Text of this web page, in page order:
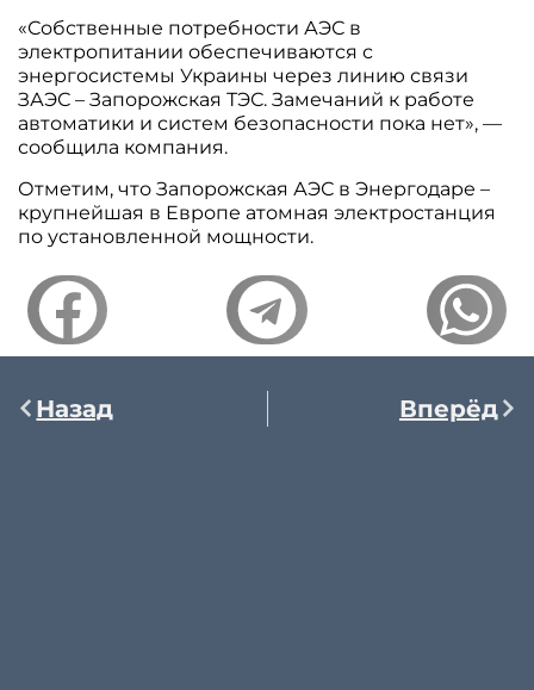
«Собственные потребности АЭС в
электропитании обеспечиваются с
энергосистемы Украины через линию связи
ЗАЭС – Запорожская ТЭС. Замечаний к работе
автоматики и систем безопасности пока нет», —
сообщила компания.
Отметим, что Запорожская АЭС в Энергодаре –
крупнейшая в Европе атомная электростанция
по установленной мощности.
Назад Вперёд